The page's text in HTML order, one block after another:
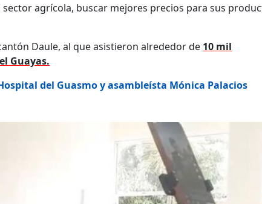
sector agrícola, buscar mejores precios para sus
Daule, al que asistieron alrededor de 10 mil
Guayas.
del Guasmo y asambleísta Mónica Palacios